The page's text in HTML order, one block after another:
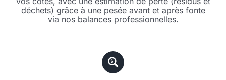
déchets) grâce à une pesée avant et après fonte
via nos balances professionnelles.